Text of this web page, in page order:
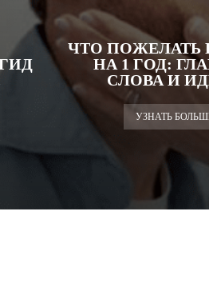
ЧТО ПОЖЕЛАТЬ
НА 1 ГОД:
СЛОВА И
УЗНАТЬ